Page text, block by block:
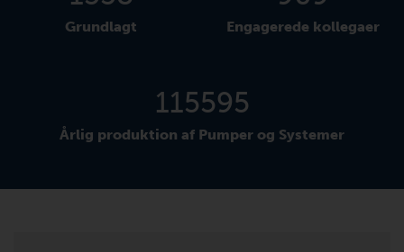
Grundlagt Engagerede kollegaer
126528
Årlig produktion af Pumper og Systemer